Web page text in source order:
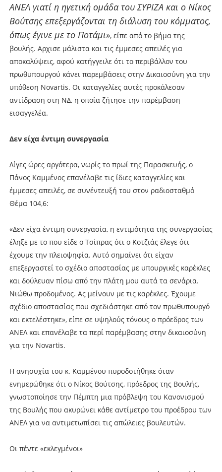
ΑΝΕΛ γιατί η ηγετική ομάδα του ΣΥΡΙΖΑ και ο Νίκος
Βούτσης επεξεργάζονται τη διάλυση του κόμματος,
όπως έγινε με το Ποτάμι», είπε από το βήμα της
βουλής. Αρχισε μάλιστα και τις έμμεσες απειλές για
αποκαλύψεις, αφού κατήγγειλε ότι το περιβάλλον του
πρωθυπουργού κάνει παρεμβάσεις στην Δικαιοσύνη για την
υπόθεση Novartis. Οι καταγγελίες αυτές προκάλεσαν
αντίδραση στη ΝΔ, η οποία ζήτησε την παρέμβαση
εισαγγελέα.
Δεν είχα έντιμη συνεργασία
Λίγες ώρες αργότερα, νωρίς το πρωί της Παρασκευής, ο
Πάνος Καμμένος επανέλαβε τις ίδιες καταγγελίες και
έμμεσες απειλές, σε συνέντευξή του στον ραδιοσταθμό
Θέμα 104,6:
«Δεν είχα έντιμη συνεργασία, η εντιμότητα της συνεργασίας
έληξε με το που είδε ο Τσίπρας ότι ο Κοτζιάς έλεγε ότι
έχουμε την πλειοψηφία. Αυτό σημαίνει ότι είχαν
επεξεργαστεί το σχέδιο αποστασίας με υπουργικές καρέκλες
και δούλευαν πίσω από την πλάτη μου αυτά τα σενάρια.
Νιώθω προδομένος. Ας μείνουν με τις καρέκλες. Έχουμε
σχέδιο αποστασίας που σχεδιάστηκε από τον πρωθυπουργό
και εκτελέστηκε», είπε σε υψηλούς τόνους ο πρόεδρος των
ΑΝΕΛ και επανέλαβε τα περί παρέμβασης στην δικαιοσύνη
για την Novartis.
Η ανησυχία του κ. Καμμένου πυροδοτήθηκε όταν
ενημερώθηκε ότι ο Νίκος Βούτσης, πρόεδρος της Βουλής,
γνωστοποίησε την Πέμπτη μια πρόβλεψη του Κανονισμού
της Βουλής που ακυρώνει κάθε αντίμετρο του προέδρου των
ΑΝΕΛ για να αντιμετωπίσει τις απώλειες βουλευτών.
Οι πέντε «εκλεγμένοι»